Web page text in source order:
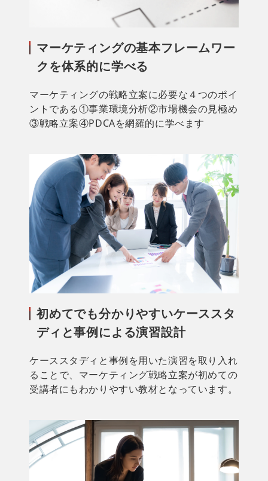
マーケティングの基本フレームワー
クを体系的に学べる
マーケティングの戦略立案に必要な４つのポイ
ントである①事業環境分析②市場機会の見極め
③戦略立案④PDCAを網羅的に学べます
初めてでも分かりやすいケーススタ
ディと事例による演習設計
ケーススタディと事例を用いた演習を取り入れ
ることで、マーケティング戦略立案が初めての
受講者にもわかりやすい教材となっています。